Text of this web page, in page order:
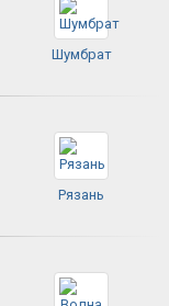
Шумбрат
Рязань